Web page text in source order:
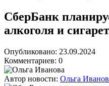
СберБанк
алкоголя и
Опубликовано: 23.09.2024
Комментариев: 0
Автор новости: Ольга